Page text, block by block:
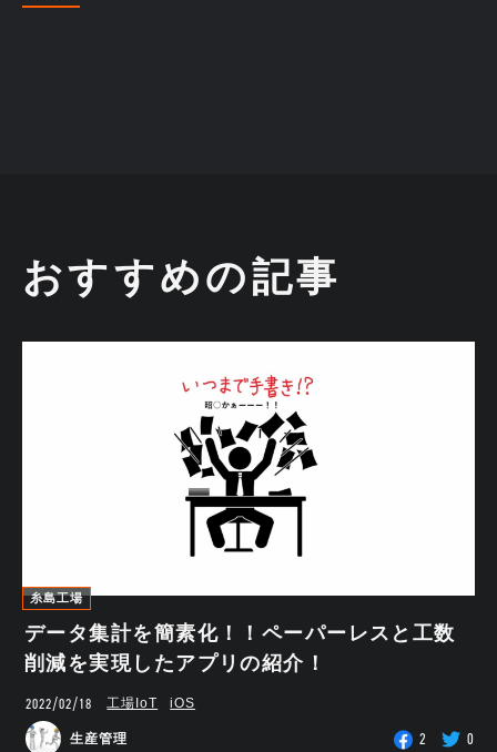
おすすめの記事
糸島工場
データ集計を簡素化！！ペーパーレスと工数
削減を実現したアプリの紹介！
2022/02/18 工場IoT iOS
生産管理 2 0